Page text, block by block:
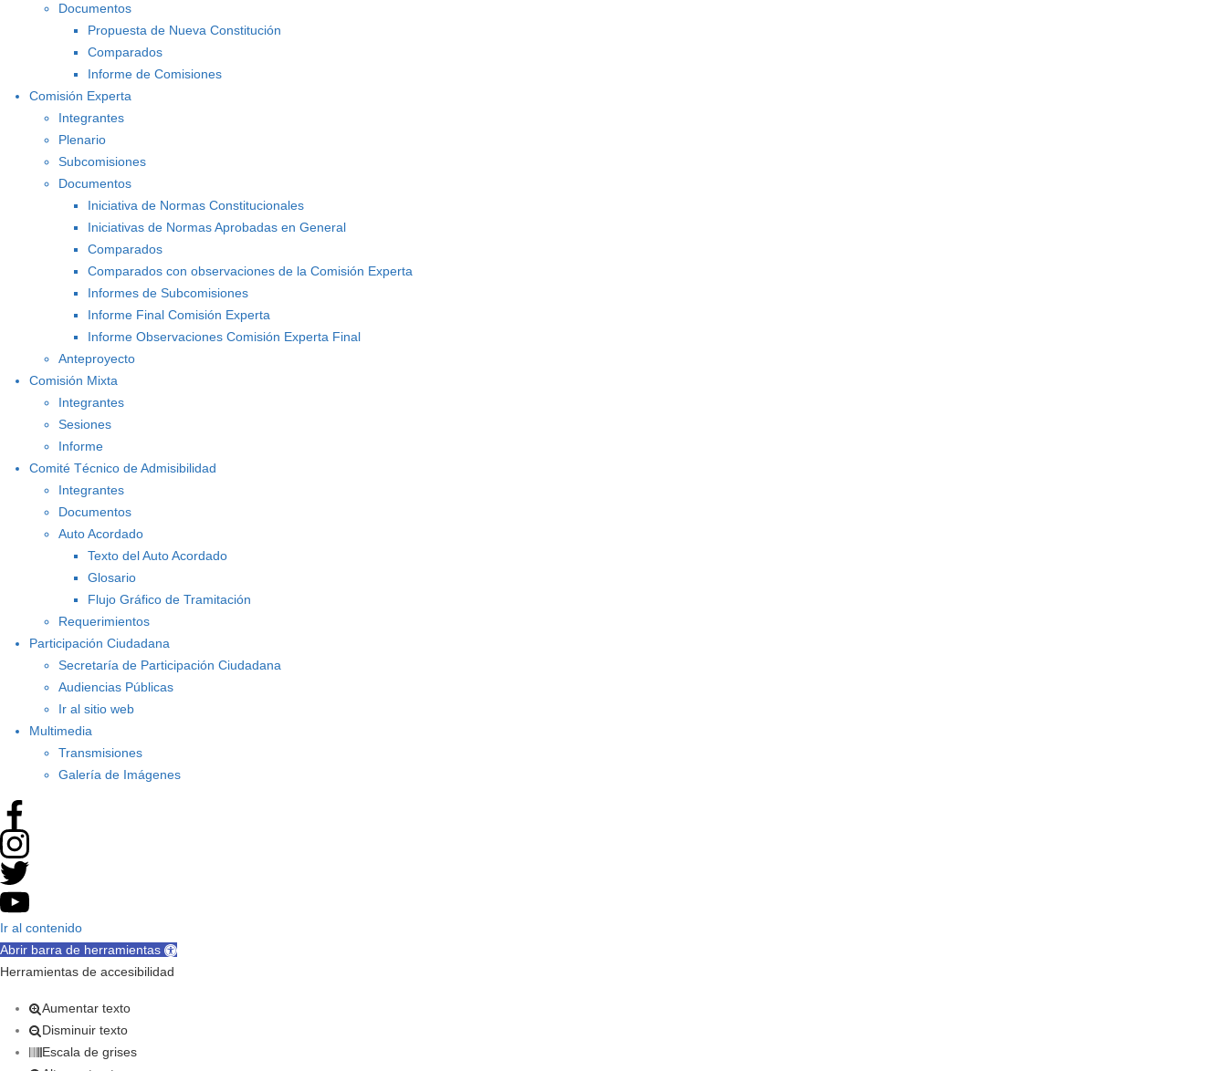
Documentos
Propuesta de Nueva Constitución
Comparados
Informe de Comisiones
Comisión Experta
Integrantes
Plenario
Subcomisiones
Documentos
Iniciativa de Normas Constitucionales
Iniciativas de Normas Aprobadas en General
Comparados
Comparados con observaciones de la Comisión Experta
Informes de Subcomisiones
Informe Final Comisión Experta
Informe Observaciones Comisión Experta Final
Anteproyecto
Comisión Mixta
Integrantes
Sesiones
Informe
Comité Técnico de Admisibilidad
Integrantes
Documentos
Auto Acordado
Texto del Auto Acordado
Glosario
Flujo Gráfico de Tramitación
Requerimientos
Participación Ciudadana
Secretaría de Participación Ciudadana
Audiencias Públicas
Ir al sitio web
Multimedia
Transmisiones
Galería de Imágenes
Ir al contenido
Abrir barra de herramientas
Herramientas de accesibilidad
Aumentar texto
Disminuir texto
Escala de grises